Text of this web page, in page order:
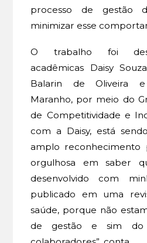
processo de gestão
minimizar esse
O trabalho foi
acadêmicas Daisy
Balarin de Oliveira
Maranho, por meio do
de Competitividade e
com a Daisy, está
amplo reconhecimento
orgulhosa em saber
desenvolvido com
publicado em uma
saúde, porque não
de gestão e sim